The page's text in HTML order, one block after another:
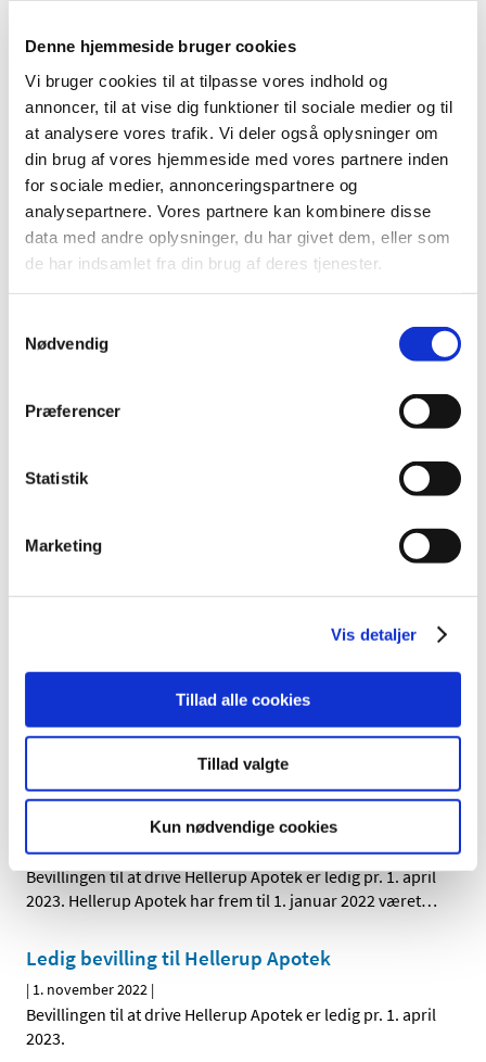
Denne hjemmeside bruger cookies
Vi bruger cookies til at tilpasse vores indhold og
annoncer, til at vise dig funktioner til sociale medier og til
at analysere vores trafik. Vi deler også oplysninger om
din brug af vores hjemmeside med vores partnere inden
for sociale medier, annonceringspartnere og
analysepartnere. Vores partnere kan kombinere disse
data med andre oplysninger, du har givet dem, eller som
de har indsamlet fra din brug af deres tjenester.
Nødvendig
Præferencer
Statistik
Marketing
Vis detaljer
Tillad alle cookies
Tillad valgte
Kun nødvendige cookies
Bevillingen til at drive Roslev Apotek er ledig snarest
muligt. Bevillingen er opslået ledig efter Lov om …
Ledig bevilling til Ringsted Apotek
|13. januar 2023|
Bevillingen til at drive Ringsted Apotek er ledig pr. 1. juni
2023. Bevillingen er opslået ledig efter lov om…
Ledig bevilling til Amagerbro Apotek
|13. januar 2023|
Bevillingen til at drive Amagerbro Apotek er ledig pr. 1. juli
2023. Bevillingen er opslået ledig efter lov om
Ledig bevilling til Haderslev Løve Apotek
Haderslev Hjorte Apotek, men bevillingen opslås som…
Ledig bevilling til Tinglev Apotek
Bevillingen til at drive Tinglev Apotek er ledig pr. 1.
oktober 2023. Bevillingen er opslået ledig efter Lov om
…
Ledig bevilling til Haderslev Hjorte Apotek
Bevillingen til at drive Haderslev Hjorte Apotek er ledig pr.
1. maj 2023. Bevillingen er opslået ledig efter Lov om
Ledig bevilling til Hellerup Apotek (Genopslag)
|16. december 2022|
Bevillingen til at drive Hellerup Apotek er ledig pr. 1. april
2023. Hellerup Apotek har frem til 1. januar 2022 været…
Ledig bevilling til Hellerup Apotek
| 1. november 2022 |
Bevillingen til at drive Hellerup Apotek er ledig pr. 1. april
2023.